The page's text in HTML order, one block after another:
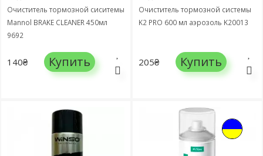
Очиститель тормозной сиситемы
Mannol BRAKE CLEANER 450мл
9692
140₴ Купить
Очиститель тормозной системы
K2 PRO 600 мл аэрозоль K20013
205₴ Купить